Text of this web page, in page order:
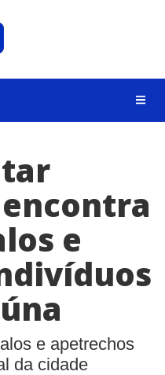
BUSCAR
e
e apetrechos
da cidade